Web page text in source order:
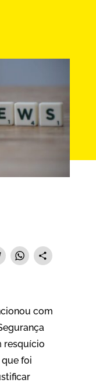
Twitter
com
resquício
foi